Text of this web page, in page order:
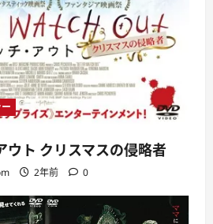
ウト クリスマスの侵略者
2年前 0